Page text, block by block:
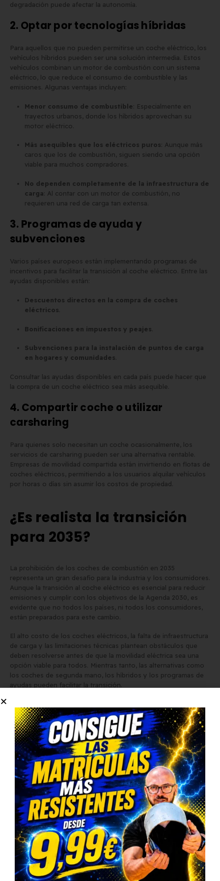
degradación puede afectar la autonomía.
2. Optar por tecnologías híbridas
Para aquellos que no pueden permitirse un coche eléctrico, los
vehículos híbridos pueden ser una solución intermedia. Estos
vehículos combinan un motor de combustión con un sistema
eléctrico, lo que reduce el consumo de combustible y las
emisiones. Algunas ventajas incluyen:
Menor consumo de combustible : Especialmente en
trayectos urbanos, donde los híbridos aprovechan su
motor eléctrico.
Más asequibles que los eléctricos puros : Aunque más
caros que los de combustión, siguen siendo una opción
viable para muchos compradores.
No dependen completamente de la infraestructura de
carga : Al contar con un motor de combustión, no
requieren una red de carga tan extensa.
3. Programas de ayuda y
subvenciones
Varios países europeos están implementando programas de
incentivos para facilitar la transición al coche eléctrico. Entre las
ayudas disponibles están:
Descuentos directos en la compra de coches
eléctricos
Bonificaciones en impuestos y peajes
Subvenciones para la instalación de puntos de carga
en hogares y comunidades
Consultar las ayudas disponibles en cada país puede hacer que
la compra de un coche eléctrico sea más asequible.
4. Compartir coche o utilizar
carsharing
Para quienes solo necesitan un coche ocasionalmente, los
servicios de carsharing pueden ser una alternativa rentable.
Empresas de movilidad compartida están invirtiendo en flotas de
coches eléctricos, permitiendo a los usuarios alquilar vehículos
por horas o días sin asumir los costos de propiedad.
¿Es realista la transición
para 2035?
La prohibición de los coches de combustión en 2035
representa un gran desafío para la industria y los consumidores.
Aunque la transición al coche eléctrico es esencial para reducir
emisiones y cumplir con los objetivos de la Agenda 2030, es
evidente que no todos los países, ni todos los consumidores,
están preparados para este cambio.
El alto costo de los coches eléctricos, la falta de infraestructura
de carga y las limitaciones técnicas plantean obstáculos que
deben resolverse antes de que la movilidad eléctrica sea una
opción viable para todos. Mientras tanto, las alternativas como
los coches de segunda mano, los híbridos y los programas de
ayudas pueden facilitar la transición.
¡Comparte tu opinión!
¿Crees que Europa está preparada para la eliminación de los
coches de combustión en 2035? ¿Qué opinas de las alternativas
disponibles? Comparte tu punto de vista en los comentarios y
debate con otros lectores sobre el futuro del coche eléctrico.